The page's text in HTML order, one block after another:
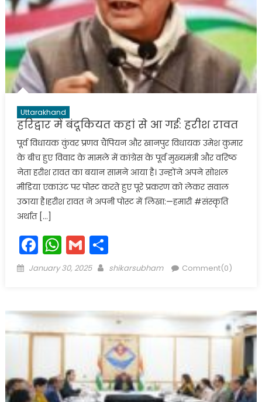
Uttarakhand
हरिद्वार में बंदूकियत कहां से आ गई: हरीश रावत
पूर्व विधायक कुंवर प्रणव चैंपियन और खानपुर विधायक उमेश कुमार
के बीच हुए विवाद के मामले में कांग्रेस के पूर्व मुख्यमंत्री और वरिष्ठ
नेता हरीश रावत का बयान सामने आया है। उन्होंने अपने सोशल
मीडिया एकाउंट पर पोस्ट करते हुए पूरे प्रकरण को लेकर सवाल
उठाया है।हरीश रावत ने अपनी पोस्ट में लिखा:—हमारी #संस्कृति
अर्थात […]
Facebook
WhatsApp
GmailShare
Posted
January 30, 2025 Author
shikarsubham Comment(0)